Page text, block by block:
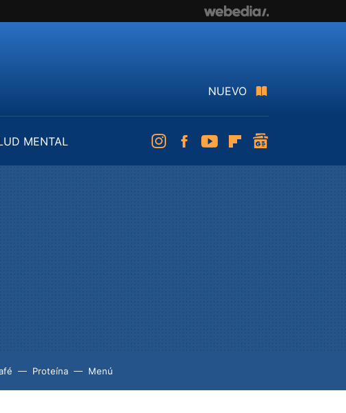
NUEVO
MENTAL
InstagramFacebookYoutubeFlipboard
Proteína Menú